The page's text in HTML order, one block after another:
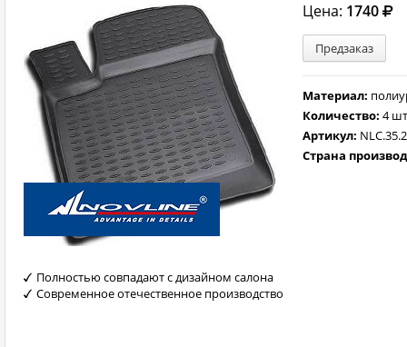
Цена: 1740
Предзаказ
Материал:
Количество:4
Артикул:
Страна
Полностью совпадают с дизайном салона
Современное отечественное производство